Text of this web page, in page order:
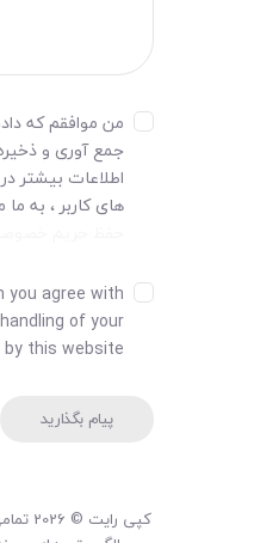
من موافقم که
جمع آوری و
اطلاعات بیشتر
های کاربر ، به ما
you agree with
of your
this website.
کپی